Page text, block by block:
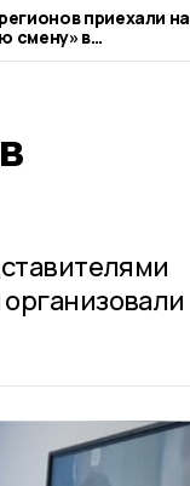
приехали на
смену» в